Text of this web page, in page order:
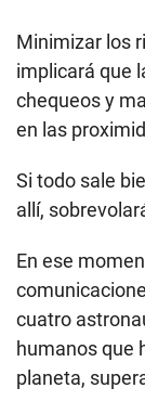
Minimizar los
implicará que
chequeos y
en las
Si todo sale
allí,
En ese
cuatro
humanos que
planeta,